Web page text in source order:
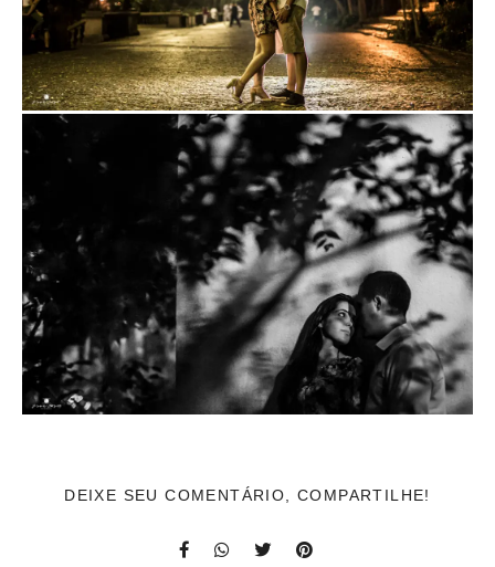
DEIXE SEU COMENTÁRIO, COMPARTILHE!